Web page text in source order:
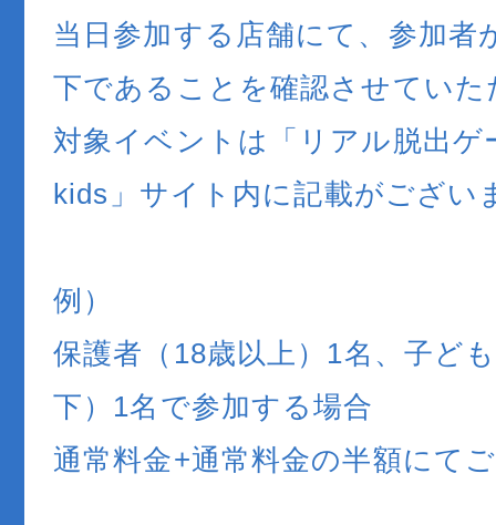
当日参加する店舗にて、参加者
下であることを確認させていた
対象イベントは「リアル脱出ゲ
kids」サイト内に記載がござい
例）
保護者（18歳以上）1名、子ど
下）1名で参加する場合
通常料金+通常料金の半額にて